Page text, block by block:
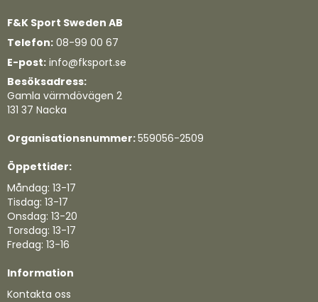
F&K Sport Sweden AB
Telefon: 08-99 00 67
E-post: info@fksport.se
Besöksadress:
Gamla värmdövägen 2
131 37 Nacka
Organisationsnummer:559056-2509
Öppettider:
Måndag: 13-17
Tisdag: 13-17
Onsdag: 13-20
Torsdag: 13-17
Fredag: 13-16
Information
Kontakta oss